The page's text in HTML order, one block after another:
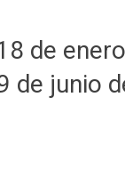
de
de junio